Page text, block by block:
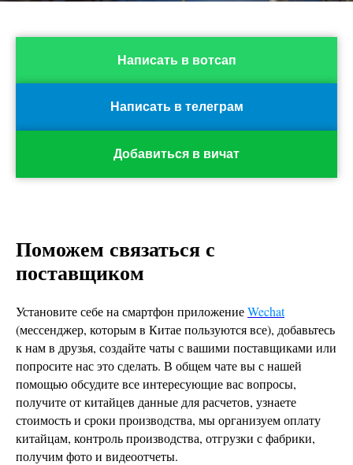
Написать в вотсап
Написать в телеграм
Добавиться в вичат
Поможем связаться с
поставщиком
Установите себе на смартфон приложениеWechat
(мессенджер, которым в Китае пользуются все), добавьтесь
к нам в друзья, создайте чаты с вашими поставщиками или
попросите нас это сделать. В общем чате вы с нашей
помощью обсудите все интересующие вас вопросы,
получите от китайцев данные для расчетов, узнаете
стоимость и сроки производства, мы организуем оплату
китайцам, контроль производства, отгрузки с фабрики,
получим фото и видеоотчеты.